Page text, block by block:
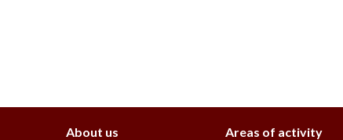
About us Areas of activity